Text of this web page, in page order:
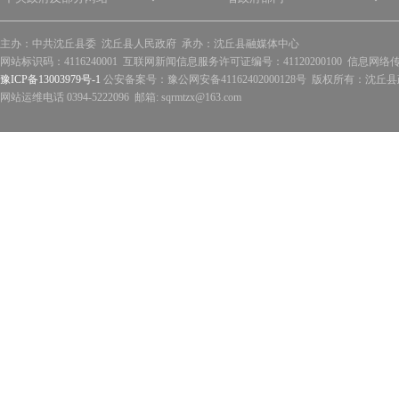
主办：中共沈丘县委 沈丘县人民政府 承办：沈丘县融媒体中心
网站标识码：4116240001 互联网新闻信息服务许可证编号：41120200100 信息网络
豫ICP备13003979号-1 公安备案号：豫公网安备41162402000128号 版权所有：沈丘
网站运维电话 0394-5222096 邮箱: sqrmtzx@163.com